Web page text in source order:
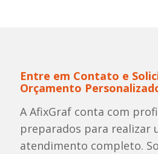
Entre em Contato e
Orçamento
A AfixGraf conta com
preparados para realizar
atendimento completo.